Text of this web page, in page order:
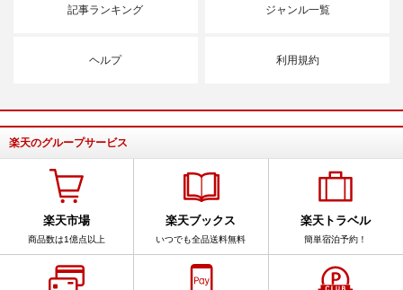
記事ランキング ジャンル一覧
ヘルプ 利用規約
楽天のグループサービス
楽天市場
商品数は1億点以上
楽天ブックス
いつでも全品送料無料
楽天トラベル
簡単宿泊予約！